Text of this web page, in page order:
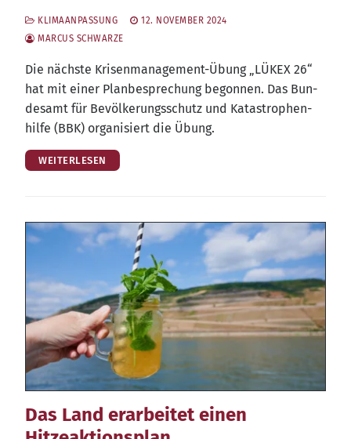
KLIMAANPASSUNG
12. NOVEMBER 2024
MARCUS SCHWARZE
Die nächs­te Kri­sen­ma­nage­ment-Übung „LÜKEX 26“
hat mit einer Plan­be­spre­chung begon­nen. Das Bun­
des­amt für Bevöl­ke­rungs­schutz und Kata­stro­phen­
hil­fe (BBK) orga­ni­siert die Übung.
WEITERLESEN
Das Land erarbeitet einen